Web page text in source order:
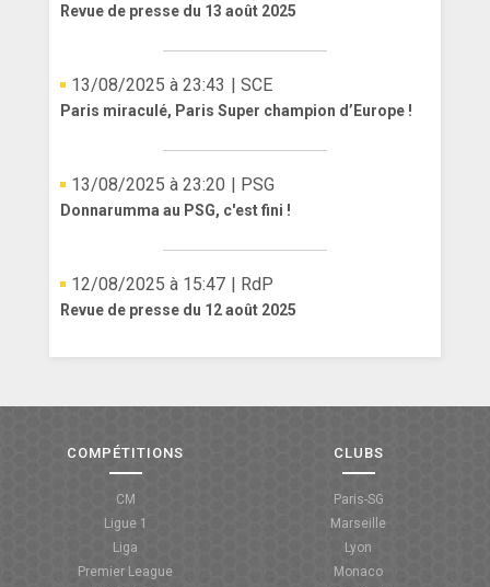
Revue de presse du 13 août 2025
13/08/2025 à 23:43 | SCE
Paris miraculé, Paris Super champion d’Europe !
13/08/2025 à 23:20 | PSG
Donnarumma au PSG, c'est fini !
12/08/2025 à 15:47 | RdP
Revue de presse du 12 août 2025
COMPÉTITIONS
CM
Ligue 1
Liga
Premier League
CLUBS
Paris-SG
Marseille
Lyon
Monaco